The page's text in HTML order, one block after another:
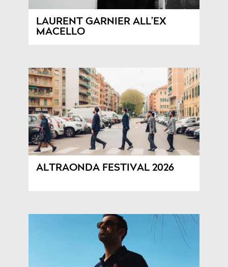
LAURENT GARNIER ALL’EX
MACELLO
ALTRAONDA FESTIVAL 2026